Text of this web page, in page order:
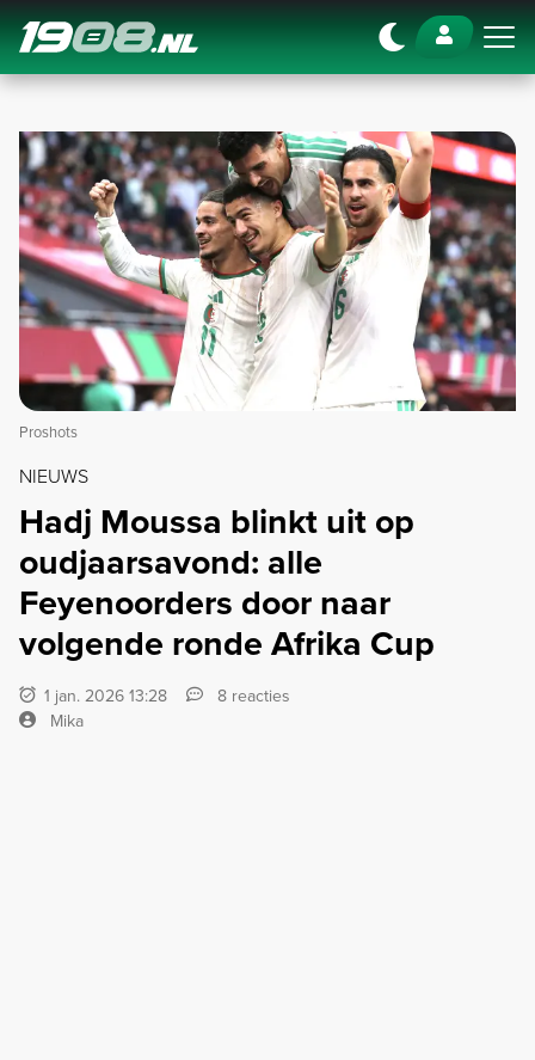
Navigation
Proshots
NIEUWS
Hadj Moussa blinkt uit op
oudjaarsavond: alle
Feyenoorders door naar
volgende ronde Afrika Cup
1 jan. 2026 13:28
8 reacties
Mika